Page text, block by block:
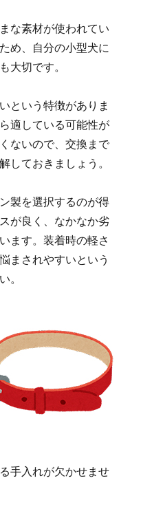
な素材が使われてい
め、自分の小型犬に
大切です。
という特徴がありま
適している可能性が
ないので、交換まで
しておきましょう。
製を選択するのが得
が良く、なかなか劣
ます。装着時の軽さ
まされやすいという
。
手入れが欠かせませ